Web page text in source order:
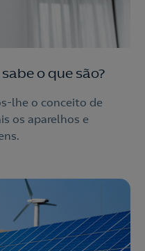
o que são?
lhe o conceito de
os aparelhos e